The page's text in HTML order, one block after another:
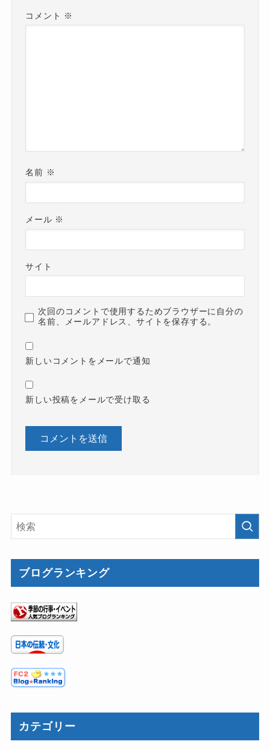
コメント ※
名前 ※
メール ※
サイト
次回のコメントで使用するためブラウザーに自分の
名前、メールアドレス、サイトを保存する。
新しいコメントをメールで通知
新しい投稿をメールで受け取る
ブログランキング
カテゴリー